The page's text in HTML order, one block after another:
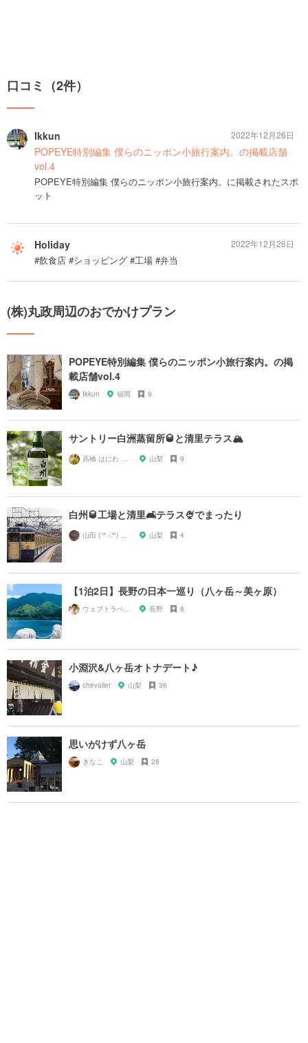
口コミ（2件）
Ikkun
POPEYE特別編集 僕らのニッポン小旅行案内。の掲載店舗
vol.4
POPEYE特別編集 僕らのニッポン小旅行案内。に掲載されたスポ
ット
2022年12月26日
Holiday
#飲食店 #ショッピング #工場 #弁当
2022年12月26日
(株)丸政周辺のおでかけプラン
POPEYE特別編集 僕らのニッポン小旅行案内。の掲
載店舗vol.4
Ikkun 福岡 9
サントリー白洲蒸留所🥃と清里テラス🏔
山梨 9
白州🥃工場と清里🛋テラス🍨でまったり
山梨 4
【1泊2日】長野の日本一巡り（八ヶ岳～美ヶ原）
長野 8
小淵沢&八ヶ岳オトナデート♪
chevalier 山梨 36
思いがけず八ヶ岳
きなこ 山梨 28